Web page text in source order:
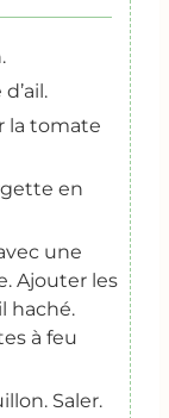
la tomate
en
une
Ajouter les
haché.
à feu
Saler.